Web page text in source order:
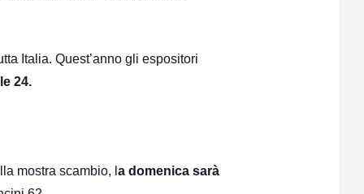
Italia. Quest’anno gli espositori
24.
mostra scambio, l a domenica sarà